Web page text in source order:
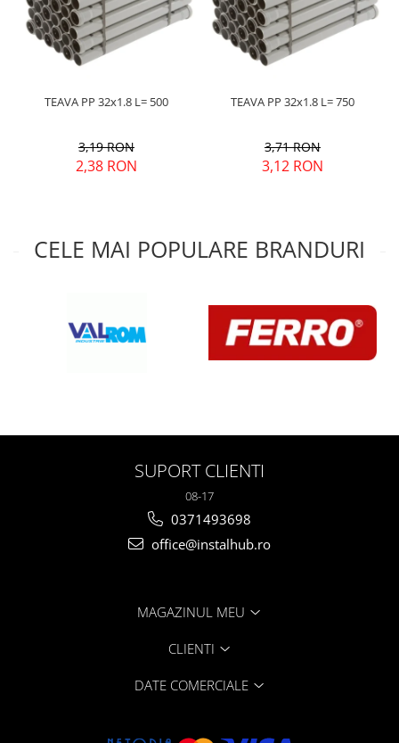
TEAVA PP 32x1.8 L= 500
3,19 RON
2,38 RON
TEAVA PP 32x1.8 L= 750
3,71 RON
3,12 RON
CELE MAI POPULARE BRANDURI
SUPORT CLIENTI
08-17
0371493698
office@instalhub.ro
MAGAZINUL MEU
CLIENTI
DATE COMERCIALE